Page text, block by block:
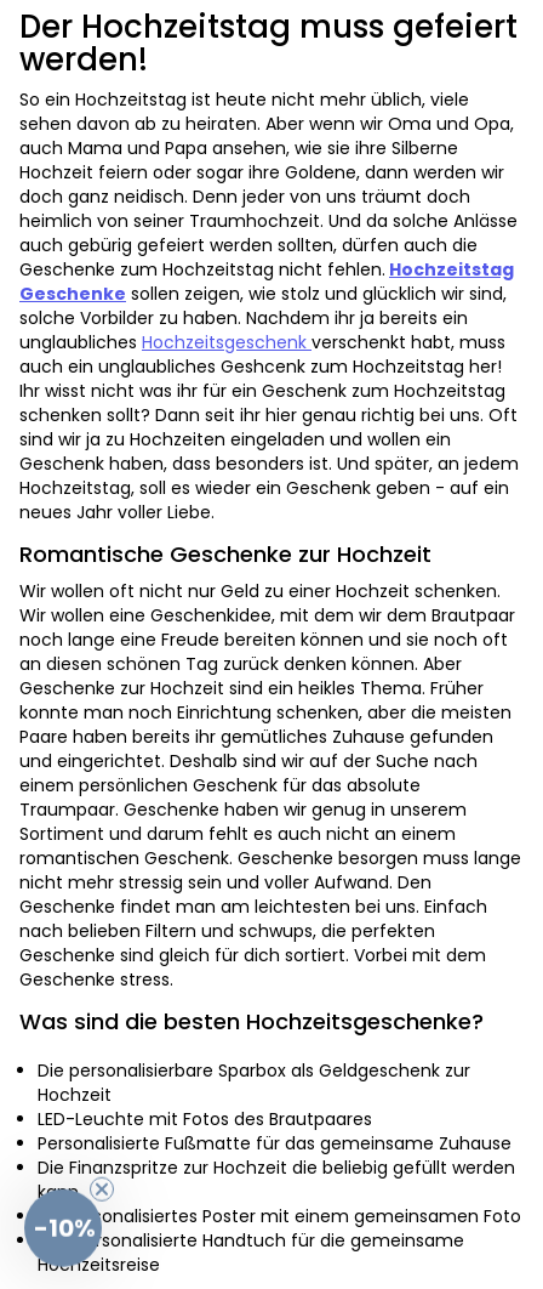
Der Hochzeitstag muss gefeiert
werden!
So ein Hochzeitstag ist heute nicht mehr üblich, viele
sehen davon ab zu heiraten. Aber wenn wir Oma und Opa,
auch Mama und Papa ansehen, wie sie ihre Silberne
Hochzeit feiern oder sogar ihre Goldene, dann werden wir
doch ganz neidisch. Denn jeder von uns träumt doch
heimlich von seiner Traumhochzeit. Und da solche Anlässe
auch gebürig gefeiert werden sollten, dürfen auch die
Geschenke zum Hochzeitstag nicht fehlen. Hochzeitstag
Geschenke sollen zeigen, wie stolz und glücklich wir sind,
solche Vorbilder zu haben. Nachdem ihr ja bereits ein
unglaubliches Hochzeitsgeschenk verschenkt habt, muss
auch ein unglaubliches Geshcenk zum Hochzeitstag her!
Ihr wisst nicht was ihr für ein Geschenk zum Hochzeitstag
schenken sollt? Dann seit ihr hier genau richtig bei uns. Oft
sind wir ja zu Hochzeiten eingeladen und wollen ein
Geschenk haben, dass besonders ist. Und später, an jedem
Hochzeitstag, soll es wieder ein Geschenk geben - auf ein
neues Jahr voller Liebe.
Romantische Geschenke zur Hochzeit
Wir wollen oft nicht nur Geld zu einer Hochzeit schenken.
Wir wollen eine Geschenkidee, mit dem wir dem Brautpaar
noch lange eine Freude bereiten können und sie noch oft
an diesen schönen Tag zurück denken können. Aber
Geschenke zur Hochzeit sind ein heikles Thema. Früher
konnte man noch Einrichtung schenken, aber die meisten
Paare haben bereits ihr gemütliches Zuhause gefunden
und eingerichtet. Deshalb sind wir auf der Suche nach
einem persönlichen Geschenk für das absolute
Traumpaar. Geschenke haben wir genug in unserem
Sortiment und darum fehlt es auch nicht an einem
romantischen Geschenk. Geschenke besorgen muss lange
nicht mehr stressig sein und voller Aufwand. Den
Geschenke findet man am leichtesten bei uns. Einfach
nach belieben Filtern und schwups, die perfekten
Geschenke sind gleich für dich sortiert. Vorbei mit dem
Geschenke stress.
Was sind die besten Hochzeitsgeschenke?
Die personalisierbare Sparbox als Geldgeschenk zur
Hochzeit
LED-Leuchte mit Fotos des Brautpaares
Personalisierte Fußmatte für das gemeinsame Zuhause
Die Finanzspritze zur Hochzeit die beliebig gefüllt werden
kann
Ein personalisiertes Poster mit einem gemeinsamen Foto
Das personalisierte Handtuch für die gemeinsame
Hochzeitsreise
-10%